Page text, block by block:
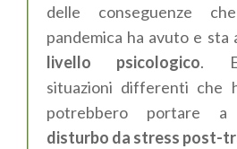
delle conseguenze
pandemica ha avuto e
livello psicologico.
situazioni differenti che
potrebbero portare a
disturbo da stress post-